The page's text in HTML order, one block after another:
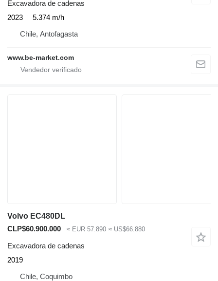
Excavadora de cadenas
2023
5.374 m/h
Chile, Antofagasta
www.be-market.com
Volvo EC480DL
CLP$60.900.000
≈ EUR 57.890 ≈ US$66.880
Excavadora de cadenas
2019
Chile, Coquimbo